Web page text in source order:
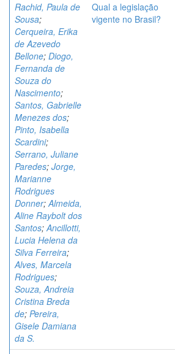
Rachid, Paula de
Sousa;
Cerqueira, Erika
de Azevedo
Bellone; Diogo,
Fernanda de
Souza do
Nascimento;
Santos, Gabrielle
Menezes dos;
Pinto, Isabella
Scardini;
Serrano, Juliane
Paredes; Jorge,
Marianne
Rodrigues
Donner;Almeida,
Aline Raybolt dos
Santos;Ancillotti,
Lucia Helena da
Silva Ferreira;
Alves, Marcela
Rodrigues;
Souza, Andreia
Cristina Breda
de; Pereira,
Gisele Damiana
da S.
Qual a legislação
vigente no Brasil?